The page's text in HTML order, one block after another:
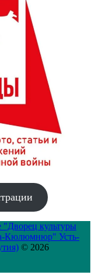
культуры
Кюлюмнюр" Усть-
© 2026